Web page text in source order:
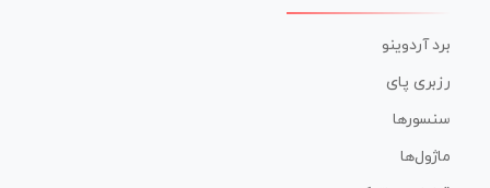
برد آردوینو
رزبری پای
سنسورها
ماژول‌ها